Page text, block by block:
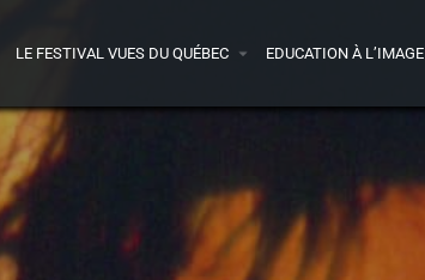
LE FESTIVAL VUES DU QUÉBEC EDUCATION À L’IMAGE